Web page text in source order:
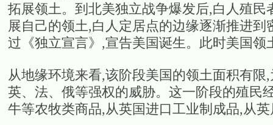
拓展领土。到北美独立战争爆发后,白人殖
展自己的领土,白人定居点的边缘逐渐推进
过《独立宣言》,宣告美国诞生。此时美国领
从地缘环境来看,该阶段美国的领土面积有
英、法、俄等强权的威胁。这一阶段的殖民
牛等农牧类商品,从英国进口工业制成品,从